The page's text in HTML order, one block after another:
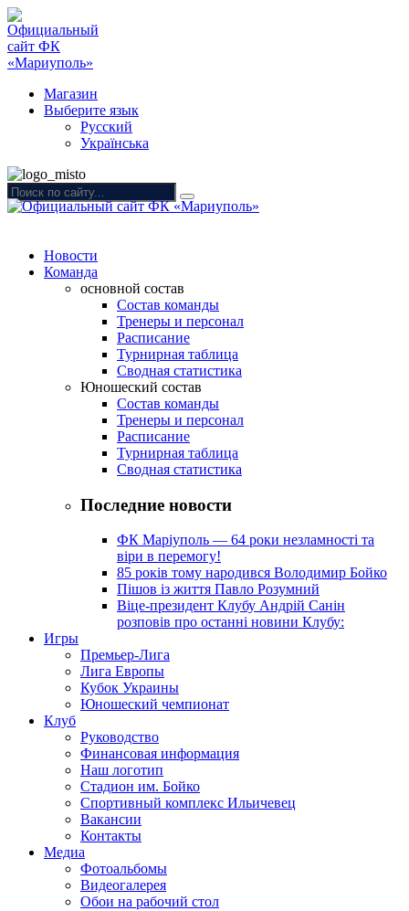
Магазин
Выберите язык
Русский
Українська
Новости
Команда
основной состав
Состав команды
Тренеры и персонал
Расписание
Турнирная таблица
Сводная статистика
Юношеский состав
Состав команды
Тренеры и персонал
Расписание
Турнирная таблица
Сводная статистика
Последние новости
ФК Маріуполь — 64 роки незламності та
віри в перемогу!
85 років тому народився Володимир Бойко
Пішов із життя Павло Розумний
Віце-президент Клубу Андрій Санін
розповів про останні новини Клубу:
Игры
Премьер-Лига
Лига Европы
Кубок Украины
Юношеский чемпионат
Клуб
Руководство
Финансовая информация
Наш логотип
Стадион им. Бойко
Спортивный комплекс Ильичевец
Вакансии
Контакты
Медиа
Фотоальбомы
Видеогалерея
Обои на рабочий стол